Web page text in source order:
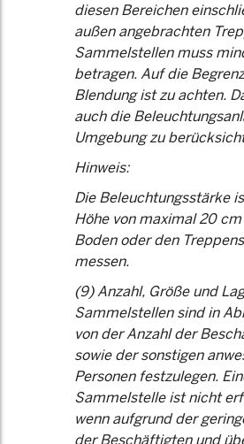
diesen Bereichen
außen angebrachten
Sammelstellen muss
betragen. Auf die
Blendung ist zu achten.
auch die
Umgebung zu
Hinweis:
Die Beleuchtungsstärke
Höhe von maximal 20
Boden oder den
messen.
(9) Anzahl, Größe und
Sammelstellen sind in
von der Anzahl der
sowie der sonstigen
Personen festzulegen.
Sammelstelle ist nicht
wenn aufgrund der
der Beschäftigten und